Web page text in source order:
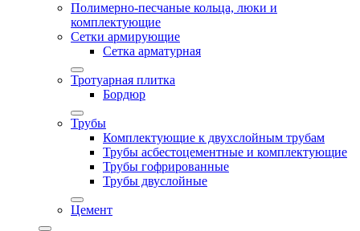
Полимерно-песчаные кольца, люки и
комплектующие
Сетки армирующие
Сетка арматурная
Тротуарная плитка
Бордюр
Трубы
Комплектующие к двухслойным трубам
Трубы асбестоцементные и комплектующие
Трубы гофрированные
Трубы двуслойные
Цемент